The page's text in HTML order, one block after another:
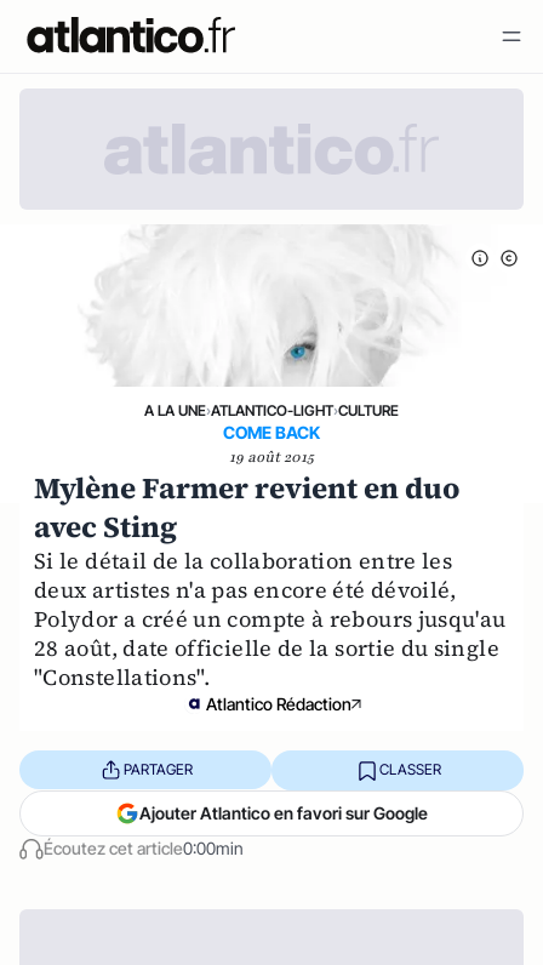
A LA UNE›ATLANTICO-LIGHT›CULTURE
COME BACK
19 août 2015
Mylène Farmer revient en duo
avec Sting
Si le détail de la collaboration entre les
deux artistes n'a pas encore été dévoilé,
Polydor a créé un compte à rebours jusqu'au
28 août, date officielle de la sortie du single
"Constellations".
Atlantico Rédaction
Écoutez cet article0:00min
PARTAGER CLASSER
Ajouter Atlantico en favori sur Google